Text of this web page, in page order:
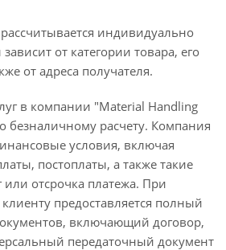
индивидуально
от категории товара, его
от адреса получателя.
в компании "Material Handling
безналичному расчету. Компания
условия, включая
постоплаты, а также такие
отсрочка платежа. При
предоставляется полный
включающий договор,
передаточный документ